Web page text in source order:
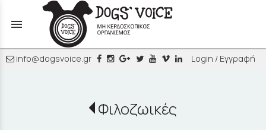
menu
info@dogsvoice.gr Login / Εγγραφή
Φιλοζωικές